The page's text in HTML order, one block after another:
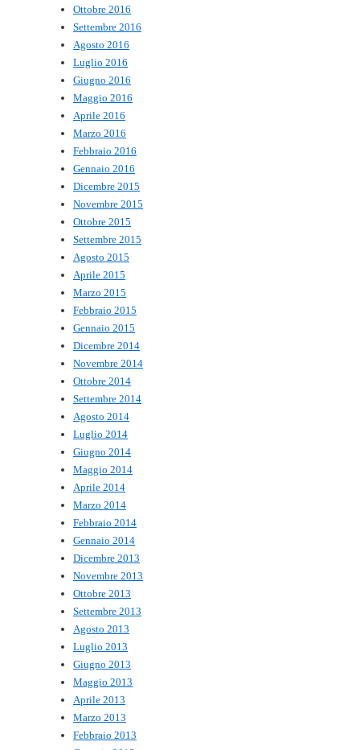
Ottobre 2016
Settembre 2016
Agosto 2016
Luglio 2016
Giugno 2016
Maggio 2016
Aprile 2016
Marzo 2016
Febbraio 2016
Gennaio 2016
Dicembre 2015
Novembre 2015
Ottobre 2015
Settembre 2015
Agosto 2015
Aprile 2015
Marzo 2015
Febbraio 2015
Gennaio 2015
Dicembre 2014
Novembre 2014
Ottobre 2014
Settembre 2014
Agosto 2014
Luglio 2014
Giugno 2014
Maggio 2014
Aprile 2014
Marzo 2014
Febbraio 2014
Gennaio 2014
Dicembre 2013
Novembre 2013
Ottobre 2013
Settembre 2013
Agosto 2013
Luglio 2013
Giugno 2013
Maggio 2013
Aprile 2013
Marzo 2013
Febbraio 2013